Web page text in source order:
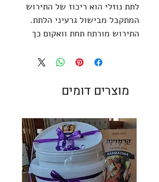
לתת נוזלי הוא ריכוז של התירוש
המתקבל מבישול גרעיני הלתת.
התירוש מורתח תחת וואקום כך
עד שמתקבל הריכוז הרצוי. ריכוז
נוזלי נע בין 80-82% ורוב מוצקים
בצמיגותו דבש.
מוצרים דומים